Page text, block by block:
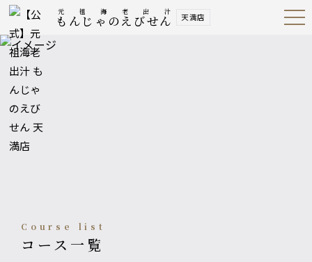
元祖海老出汁
もんじゃのえびせん 天満店 Open
Navig
course list
コース一覧